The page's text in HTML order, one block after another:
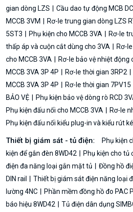
gian dòng LZS
Cầu dao tự động MCB
MCCB 3VM
Rơ-le trung gian dòng LZS
5ST3
Phụ kiện cho MCCB 3VA Rơ-le
thấp áp và cuộn cắt dùng cho 3VA
Rơ-
cho MCCB 3VA
Rơ-le bảo vệ nhiệt động
MCCB 3VA 3P 4P
Rơ-le thời gian 3RP2
MCCB 3VA 3P 4P
Rơ-le thời gian 7PV15
BẢO VỆ
Phụ kiện bảo vệ dòng rò RCD
Phụ kiện đấu nối cho MCCB 3VA
Rơ-le
Phụ kiện đấu nối kiểu plug-in và kiểu rút
Thiết bị giám sát - tủ điện: Phụ kiện
kiện để gắn đèn 8WD42
Phụ kiện cho tủ
điện đa năng loại gắn mặt tủ
Đồng hồ
DIN rail
Thiết bị giám sát điện năng loại
lường 4NC
Phần mềm đồng hồ đo PAC
báo hiệu 8WD42
Tủ điện dân dụng